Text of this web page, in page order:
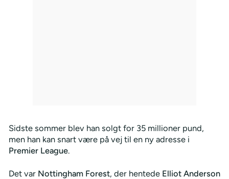
Sidste sommer blev han solgt for 35 millioner pund,
men han kan snart være på vej til en ny adresse i
Premier League.
Det var Nottingham Forest, der hentede Elliot Anderson